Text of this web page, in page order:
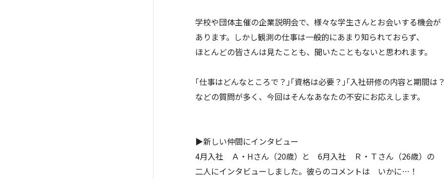
学校や団体主催の企業説明会で、様々な学生さんとお会いする機会が
あります。しかし観測の仕事は一般的にあまり知られておらず、
ほとんどの皆さんは見たことも、聞いたこともないと思われます。
｢仕事はどんなところで？｣｢資格は必要？｣｢入社研修の内容と期間は？
などの質問が多く、今回はそんなあなたの不安にお応えします。
▶新しい仲間にインタビュー
4月入社 Ａ・Hさん（20歳）と 6月入社 Ｒ・Ｔさん（26歳）の
二人にインタビューしました。彼らのコメントは いかに…！